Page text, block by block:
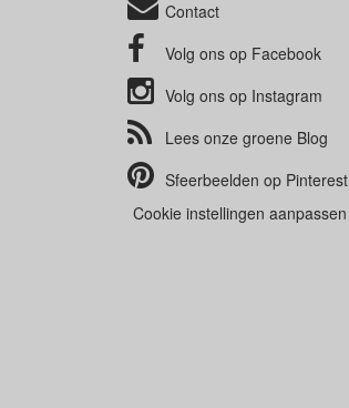
Contact
Volg ons op Facebook
Volg ons op Instagram
Lees onze groene Blog
Sfeerbeelden op Pinterest
Cookie instellingen aanpassen